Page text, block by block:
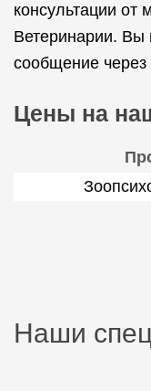
консультации
Ветеринарии. Вы
сообщение
Цены на
Наши